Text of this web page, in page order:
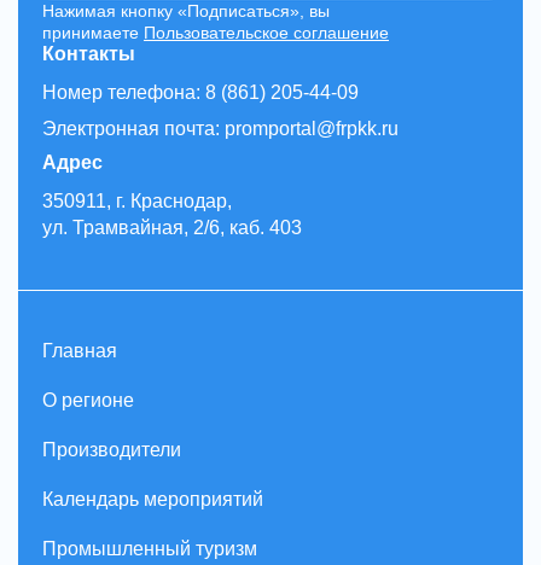
Контакты
Номер телефона: 8 (861) 205-44-09
Электронная почта: promportal@frpkk.ru
Адрес
350911, г. Краснодар,
ул. Трамвайная, 2/6, каб. 403
Нажимая кнопку «Подписаться», вы
принимаете Пользовательское соглашение
Главная
О регионе
Производители
Календарь мероприятий
Промышленный туризм